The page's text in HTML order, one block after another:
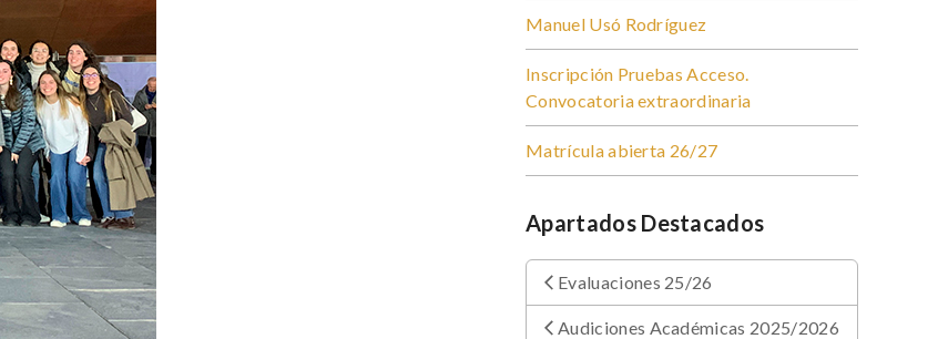
Manuel Usó Rodríguez
Inscripción Pruebas Acceso.
Convocatoria extraordinaria
Matrícula abierta 26/27
Apartados Destacados
Evaluaciones 25/26
Audiciones Académicas 2025/2026